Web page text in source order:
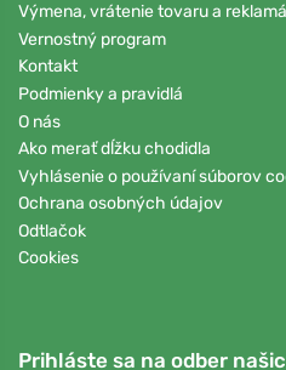
Výmena, vrátenie tovaru a
Vernostný program
Kontakt
Podmienky a pravidlá
O nás
Ako merať dĺžku chodidla
Vyhlásenie o používaní súborov
Ochrana osobných údajov
Odtlačok
Cookies
Prihláste sa na odber